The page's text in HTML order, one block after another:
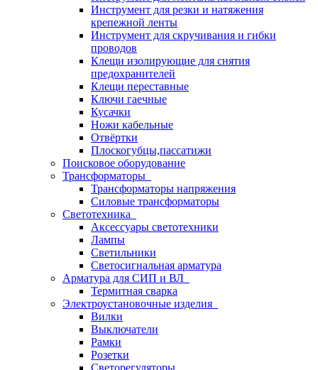
Инструмент для резки и натяжения
крепежной ленты
Инструмент для скручивания и гибки
проводов
Клещи изолирующие для снятия
предохранителей
Клещи переставные
Ключи гаечные
Кусачки
Ножи кабельные
Отвёртки
Плоскогубцы,пассатижи
Поисковое оборудование
Трансформаторы
Трансформаторы напряжения
Силовые трансформаторы
Светотехника
Аксессуары светотехники
Лампы
Светильники
Светосигнальная арматура
Арматура для СИП и ВЛ
Термитная сварка
Электроустановочные изделия
Вилки
Выключатели
Рамки
Розетки
Светорегуляторы